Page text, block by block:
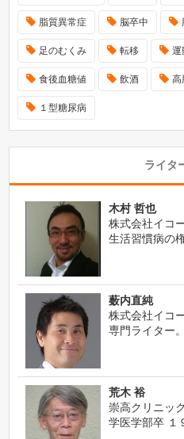
脂質異常症 脳卒中
足のむくみ 転移 運
食後血糖値 飲酒 高
１型糖尿病
ライタ
木村 哲也
株式会社イコ
生活習慣病の
薮内直純
株式会社イコ
専門ライター
荒木 裕
崇高クリニッ
学医学部卒 １